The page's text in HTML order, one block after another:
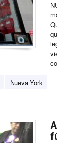
Nueva York